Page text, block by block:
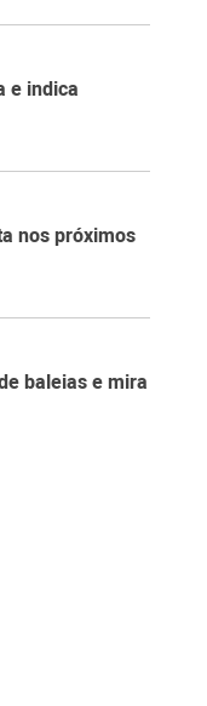
e indica
nos próximos
baleias e mira